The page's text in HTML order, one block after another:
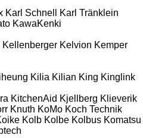
Karl Schnell
Karl Tränklein
KawaKenki
Kellenberger Kelvion Kemper
Kilia Kilian King Kinglink
KitchenAid Kjellberg Klieverik
Knuth KoMo Koch Technik
Kolb Kolbe Kolbus Komatsu